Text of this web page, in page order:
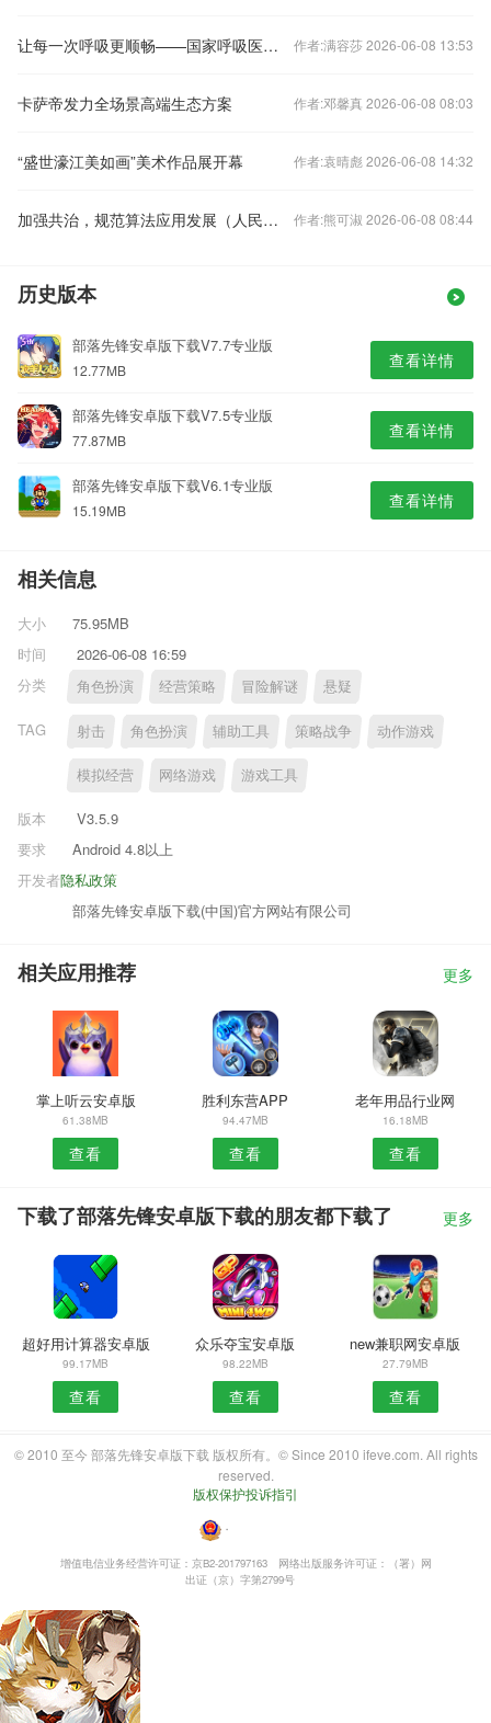
让每一次呼吸更顺畅——国家呼吸医学中心助力织密健康“守护网” 作者:满容莎 2026-06-08 13:53
卡萨帝发力全场景高端生态方案 作者:邓馨真 2026-06-08 08:03
“盛世濠江美如画”美术作品展开幕 作者:袁晴彪 2026-06-08 14:32
加强共治，规范算法应用发展（人民时评） 作者:熊可淑 2026-06-08 08:44
历史版本
部落先锋安卓版下载V7.7专业版
12.77MB 查看详情
部落先锋安卓版下载V7.5专业版
77.87MB 查看详情
部落先锋安卓版下载V6.1专业版
15.19MB 查看详情
相关信息
大小
75.95MB
时间
2026-06-08 16:59
分类
角色扮演 经营策略 冒险解谜 悬疑
TAG 射击 角色扮演 辅助工具 策略战争 动作游戏
模拟经营 网络游戏 游戏工具
版本
V3.5.9
要求
Android 4.8以上
隐私政策
开发者
部落先锋安卓版下载(中国)官方网站有限公司
相关应用推荐 更多
掌上听云安卓版
61.38MB
查看
胜利东营APP
94.47MB
查看
老年用品行业网
16.18MB
查看
下载了部落先锋安卓版下载的朋友都下载了 更多
超好用计算器安卓版
99.17MB
查看
众乐夺宝安卓版
98.22MB
查看
new兼职网安卓版
27.79MB
查看
© 2010 至今 部落先锋安卓版下载 版权所有。© Since 2010 ifeve.com. All rights
reserved.
版权保护投诉指引
・
增值电信业务经营许可证：京B2-201797163
网络出版服务许可证：（署）网
出证（京）字第2799号